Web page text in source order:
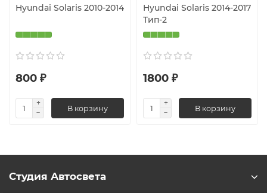
Hyundai Solaris 2010-2014
800 ₽
В корзину
Hyundai Solaris 2014-2017
Тип-2
1800 ₽
В корзину
Студия Автосвета